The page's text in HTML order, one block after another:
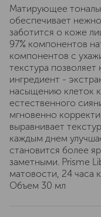
Матирующее
обеспечивает
заботится о коже
97% компонентов
компонентов с
текстура
ингредиент -
насыщению клеток
естественного
мгновенно
выравнивает
каждым днем
становится более
заметными. Prisme
матовости, 24 часа
Объем 30 мл